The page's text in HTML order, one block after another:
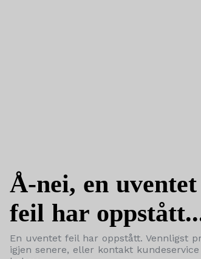
Å-nei, en uventet
feil har
En uventet feil har oppstått. Vennligst
igjen senere, eller kontakt kundeservice